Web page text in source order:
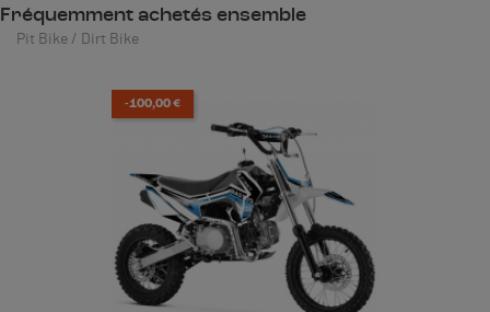
Fréquemment achetés ensemble
Pit Bike / Dirt Bike
-100,00 €